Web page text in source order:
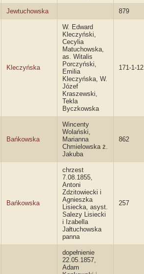
Jewtuchowska 879
Kleczyńska
W. Edward
Kleczyński,
Cecylia
Matuchowska,
as. Witalis
Porczyński,
Emilia
Kleczyńska, W.
Józef
Kraszewski,
Tekla
Byczkowska
171-1-12
Bańkowska
Wincenty
Wolański,
Marianna
Chmielowska ż.
Jakuba
862
Bańkowska
chrzest
7.08.1855,
Antoni
Zdzitowiecki i
Agnieszka
Lisiecka, asyst.
Salezy Lisiecki
i Izabella
Jałtuchowska
panna
257
dopełnienie
22.05.1857,
Adam